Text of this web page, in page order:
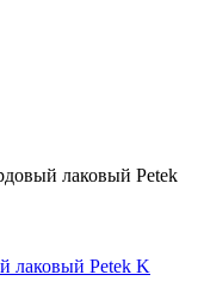
лаковый Petek